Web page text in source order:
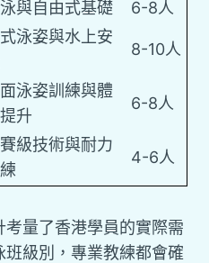
與自由式基礎 6-8人
泳姿與水上安
8-10人
泳姿訓練與體
升
6-8人
級技術與耐力
4-6人
量了香港學員的實際需
級別，專業教練都會確